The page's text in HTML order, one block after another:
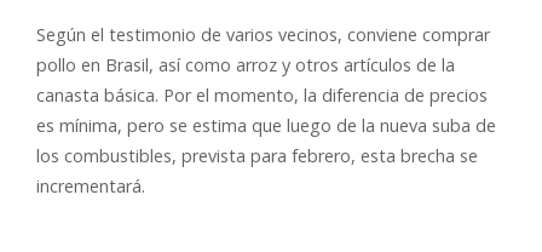
Según el testimonio de varios vecinos, conviene comprar
pollo en Brasil, así como arroz y otros artículos de la
canasta básica. Por el momento, la diferencia de precios
es mínima, pero se estima que luego de la nueva suba de
los combustibles, prevista para febrero, esta brecha se
incrementará.